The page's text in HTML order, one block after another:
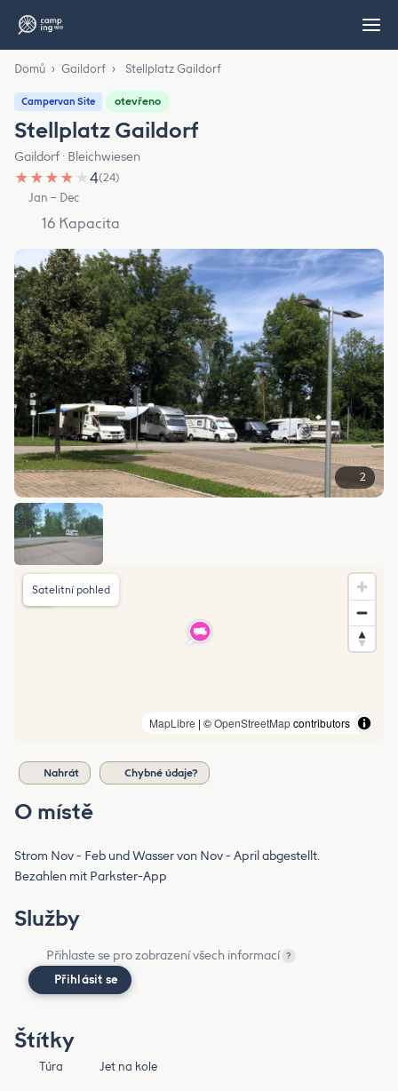
Domů › Gaildorf › Stellplatz Gaildorf
Campervan Site otevřeno
Stellplatz Gaildorf
Gaildorf · Bleichwiesen
★ ★ ★ ★ ★4(24)
Jan – Dec
16 Kapacita
2
MapLibre | ©OpenStreetMapcontributors
Satelitní pohled
Nahrát Chybné údaje?
O místě
Strom Nov - Feb und Wasser von Nov - April abgestellt.
Bezahlen mit Parkster-App
Služby
Přihlaste se pro zobrazení všech informací ?
Přihlásit se
Štítky
Túra Jet na kole